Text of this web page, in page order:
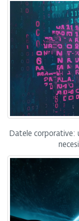
Datele corporative: